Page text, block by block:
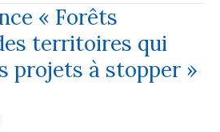
« Forêts
territoires qui
projets à stopper »